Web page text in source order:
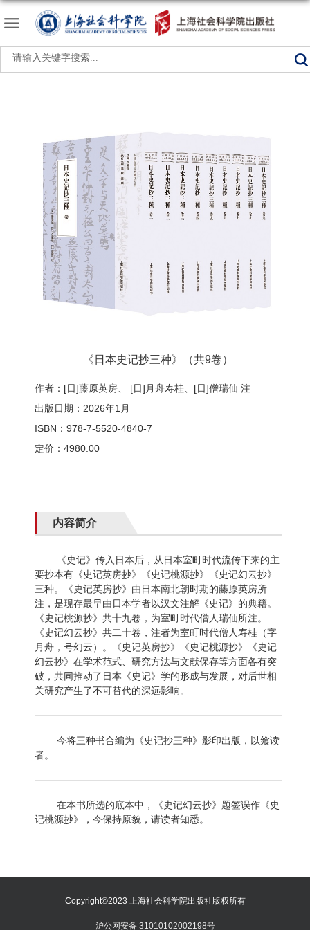
《日本史记抄三种》（共9卷）
作者：[日]藤原英房、 [日]月舟寿桂、[日]僧瑞仙 注
出版日期：2026年1月
ISBN：978-7-5520-4840-7
定价：4980.00
内容简介
《史记》传入日本后，从日本室町时代流传下来的主
要抄本有《史记英房抄》《史记桃源抄》《史记幻云抄》
三种。《史记英房抄》由日本南北朝时期的藤原英房所
注，是现存最早由日本学者以汉文注解《史记》的典籍。
《史记桃源抄》共十九卷，为室町时代僧人瑞仙所注。
《史记幻云抄》共二十卷，注者为室町时代僧人寿桂（字
月舟，号幻云）。《史记英房抄》《史记桃源抄》《史记
幻云抄》在学术范式、研究方法与文献保存等方面各有突
破，共同推动了日本《史记》学的形成与发展，对后世相
关研究产生了不可替代的深远影响。
今将三种书合编为《史记抄三种》影印出版，以飨读
者。
在本书所选的底本中，《史记幻云抄》题签误作《史
记桃源抄》，今保持原貌，请读者知悉。
Copyright©2023 上海社会科学院出版社版权所有
沪公网安备 31010102002198号